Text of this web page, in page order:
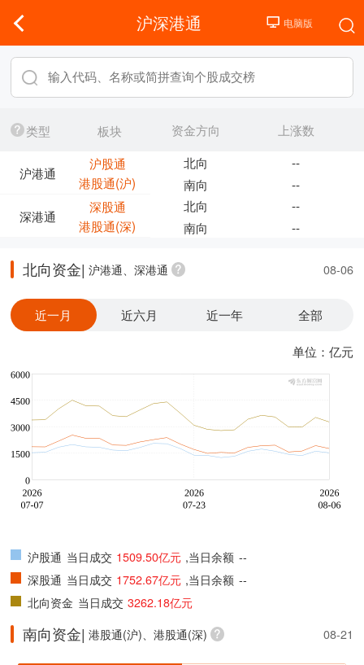
沪深港通
类型 板块
沪港通
沪股通
港股通(沪)
深港通
深股通
港股通(深)
资金方向
上涨数
北向
--
南向
--
北向
--
南向
--
北向资金| 沪港通、深港通 08-06
近一月 近六月 近一年 全部
单位：亿元
沪股通 当日成交 1509.50亿元 ,当日余额 --
深股通 当日成交 1752.67亿元 ,当日余额 --
北向资金 当日成交 3262.18亿元
南向资金| 港股通(沪)、港股通(深) 08-21